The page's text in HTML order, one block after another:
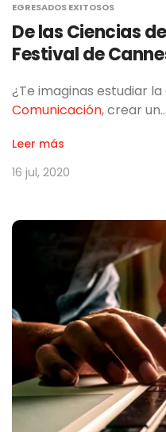
EGRESADOS EXITOSOS
De las Ciencias
Festival de
¿Te imaginas estudiar
Comunicación, crear un…
Leer más
16 jul, 2020